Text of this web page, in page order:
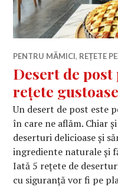
PENTRU MĂMICI, REȚETE
Desert de
rețete
Un desert de post este
în care ne aflăm. Chiar
deserturi delicioase și
ingrediente naturale și
Iată 5 rețete de
cu siguranță vor fi pe